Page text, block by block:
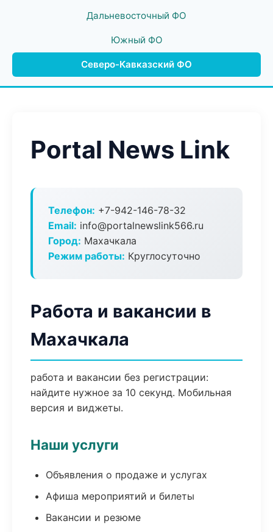
Дальневосточный ФО
Южный ФО
Северо-Кавказский ФО
Portal News Link
Телефон: +7-942-146-78-32
Email: info@portalnewslink566.ru
Город: Махачкала
Режим работы: Круглосуточно
Работа и вакансии в
Махачкала
работа и вакансии без регистрации:
найдите нужное за 10 секунд. Мобильная
версия и виджеты.
Наши услуги
Объявления о продаже и услугах
Афиша мероприятий и билеты
Вакансии и резюме